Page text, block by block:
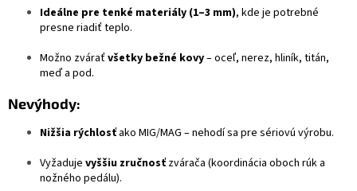
Ideálne pre tenké materiály (1–3 mm), kde je potrebné
presne riadiť teplo.
Možno zváraťvšetky bežné kovy– oceľ, nerez, hliník, titán,
meď a pod.
Nevýhody:
Nižšia rýchlosť ako MIG/MAG – nehodí sa pre sériovú výrobu.
Vyžaduje vyššiu zručnosť zvárača (koordinácia oboch rúk a
nožného pedálu).